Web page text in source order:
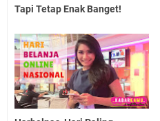
Tapi Tetap Enak Banget!